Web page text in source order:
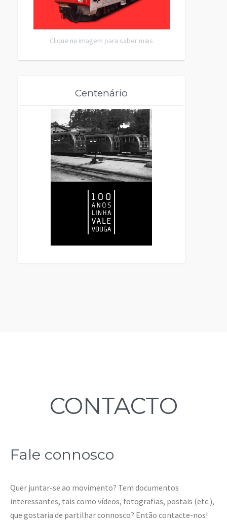
Clique na imagem para saber mais
Centenário
CONTACTO
Fale connosco
Quer juntar-se ao movimento? Tem documentos
interessantes, tais como vídeos, fotografias, postais (etc.),
que gostaria de partilhar connosco? Então contacte-nos!